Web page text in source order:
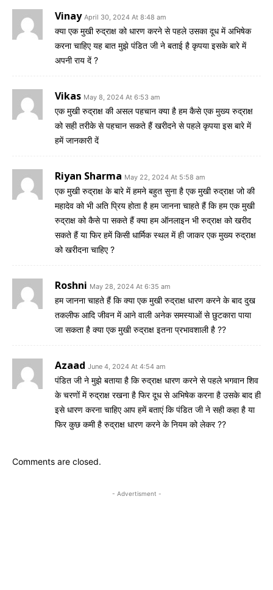
Vinay April 30, 2024 At 8:48 am
क्या एक मुखी रुद्राक्ष को धारण करने से पहले उसका दूध में अभिषेक
करना चाहिए यह बात मुझे पंडित जी ने बताई है कृपया इसके बारे में
अपनी राय दें ?
Vikas May 8, 2024 At 6:53 am
एक मुखी रुद्राक्ष की असल पहचान क्या है हम कैसे एक मुख्य रुद्राक्ष
को सही तरीके से पहचान सकते हैं खरीदने से पहले कृपया इस बारे में
हमें जानकारी दें
Riyan Sharma May 22, 2024 At 5:58 am
एक मुखी रुद्राक्ष के बारे में हमने बहुत सुना है एक मुखी रुद्राक्ष जो की
महादेव को भी अति प्रिय होता है हम जानना चाहते हैं कि हम एक मुखी
रुद्राक्ष को कैसे पा सकते हैं क्या हम ऑनलाइन भी रुद्राक्ष को खरीद
सकते हैं या फिर हमें किसी धार्मिक स्थल में ही जाकर एक मुख्य रुद्राक्ष
को खरीदना चाहिए ?
Roshni May 28, 2024 At 6:35 am
हम जानना चाहते हैं कि क्या एक मुखी रुद्राक्ष धारण करने के बाद दुख
तकलीफ आदि जीवन में आने वाली अनेक समस्याओं से छुटकारा पाया
जा सकता है क्या एक मुखी रुद्राक्ष इतना प्रभावशाली है ??
Azaad June 4, 2024 At 4:54 am
पंडित जी ने मुझे बताया है कि रुद्राक्ष धारण करने से पहले भगवान शिव
के चरणों में रुद्राक्ष रखना है फिर दूध से अभिषेक करना है उसके बाद ही
इसे धारण करना चाहिए आप हमें बताएं कि पंडित जी ने सही कहा है या
फिर कुछ कमी है रुद्राक्ष धारण करने के नियम को लेकर ??
Comments are closed.
- Advertisment -